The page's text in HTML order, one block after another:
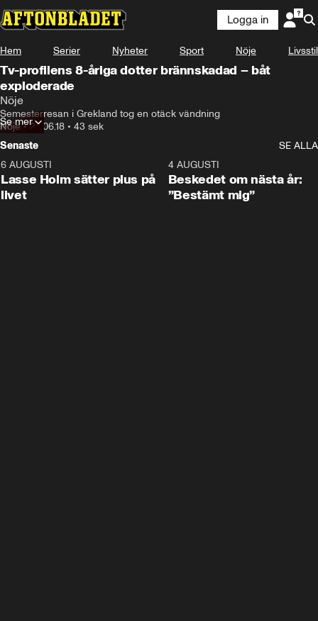
Logga in
Hem Serier Nyheter Sport Nöje Livsstil
Tv-profilens 8-åriga dotter brännskadad – båt
exploderade
Nöje
Semesterresan i Grekland tog en otäck vändning
Nöje•24.06.18 • 43 sek
Se mer
Senaste
SE ALLA
6 AUGUSTI
Lasse Holm sätter plus på
livet
4 AUGUSTI
Beskedet om nästa år:
”Bestämt mig”